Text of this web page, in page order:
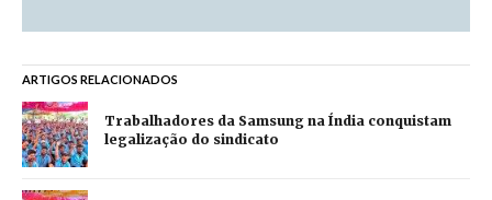
ARTIGOS RELACIONADOS
Trabalhadores da Samsung na Índia conquistam
legalização do sindicato